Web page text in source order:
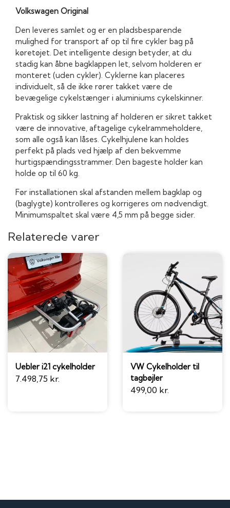
Volkswagen Original
Den leveres samlet og er en pladsbesparende
mulighed for transport af op til fire cykler bag på
køretøjet. Det intelligente design betyder, at du
stadig kan åbne bagklappen let, selvom holderen er
monteret (uden cykler). Cyklerne kan placeres
individuelt, så de ikke rører takket være de
bevægelige cykelstænger i aluminiums cykelskinner.
Praktisk og sikker lastning af holderen er sikret takket
være de innovative, aftagelige cykelrammeholdere,
som alle også kan låses. Cykelhjulene kan holdes
perfekt på plads ved hjælp af den bekvemme
hurtigspændingsstrammer. Den bageste holder kan
holde op til 60 kg.
Før installationen skal afstanden mellem bagklap og
(baglygte) kontrolleres og korrigeres om nødvendigt.
Minimumspaltet skal være 4,5 mm på begge sider.
Relaterede varer
Uebler i21 cykelholder
7.498,75 kr.
VW Cykelholder til
tagbøjler
499,00 kr.